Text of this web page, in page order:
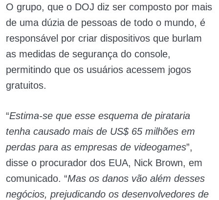
O grupo, que o DOJ diz ser composto por mais
de uma dúzia de pessoas de todo o mundo, é
responsável por criar dispositivos que burlam
as medidas de segurança do console,
permitindo que os usuários acessem jogos
gratuitos.
“Estima-se que esse esquema de pirataria
tenha causado mais de US$ 65 milhões em
perdas para as empresas de videogames”,
disse o procurador dos EUA, Nick Brown, em
comunicado. “Mas os danos vão além desses
negócios, prejudicando os desenvolvedores de